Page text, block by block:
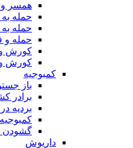
همسر و
حمله
حمله
حمله و
کورش و
کورش و
کمبوجیه
باز
برادر
بردیه
گشودن
داریوش